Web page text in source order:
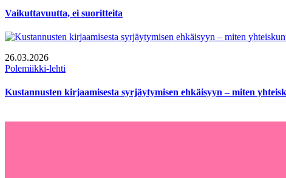
Vaikuttavuutta, ei suoritteita
26.03.2026
Polemiikki-lehti
Kustannusten kirjaamisesta syrjäytymisen ehkäisyyn – miten